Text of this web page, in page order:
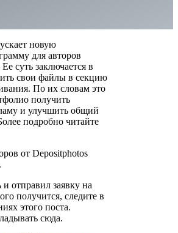
новую
для авторов
суть заключается в
свои файлы в секцию
По их словам это
получить
и улучшить общий
подробно читайте
отправил заявку на
получится, следите в
этого поста.
сюда.